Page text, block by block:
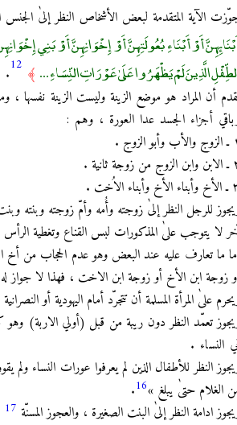
الآية المتقدمة لبعض الأشخاص النظر إلىٰ الجنس
أَوْ أَبْنَاءِ بُعُولَتِهِنَّ أَوْ إِخْوَانِهِنَّ أَوْ بَنِي
الَّذِينَ لَمْ يَظْهَرُوا عَلَىٰ عَوْرَاتِ النِّسَاءِ ... ﴾ 12
.
أن المراد هو موضع الزينة وليست الزينة نفسها
أجزاء الجسد عدا العورة ، وهم :
١ ـ الزوج والأب وأبو الزوج .
ثانية .
الاُخت .
للرجل النظر إلىٰ زوجته وأُمه وأمّ زوجته وبنته
لا يتوجب علىٰ المذكورات لبس القناع وتغطية
ما تعارف عليه عند البعض وهو عدم الحجاب من أخ
زوجة ابن الأخ أو زوجة ابن الاخت ، فهذا لا
علىٰ المرأة المسلمة أن تتجرّد أمام اليهودية أو
تعمّد النظر دون ريبة من قبل (أولي الاربة) وهو
النساء .
النظر للأطفال الذين لم يعرفوا عورات النساء ولم
الغلام حتىٰ يبلغ »16
.
ادامة النظر إلىٰ البنت الصغيرة ، والعجوز المسنّة 17